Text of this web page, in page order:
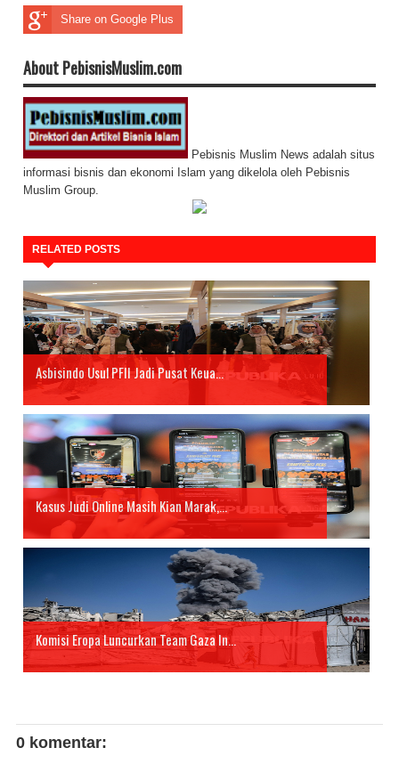
Share on Google Plus
About PebisnisMuslim.com
Pebisnis Muslim News adalah situs
informasi bisnis dan ekonomi Islam yang dikelola oleh Pebisnis
Muslim Group.
RELATED POSTS
Asbisindo Usul PFII Jadi Pusat Keua...
Kasus Judi Online Masih Kian Marak,...
Komisi Eropa Luncurkan Team Gaza In...
0 komentar: